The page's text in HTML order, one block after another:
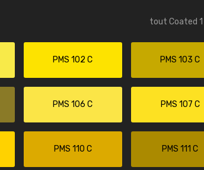
tout Coated 1
PMS 102 C PMS 103 C
PMS 106 C PMS 107 C
PMS 110 C PMS 111 C